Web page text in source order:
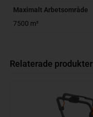
Maximalt Arbetsområde
7500 m²
Relaterade produkter